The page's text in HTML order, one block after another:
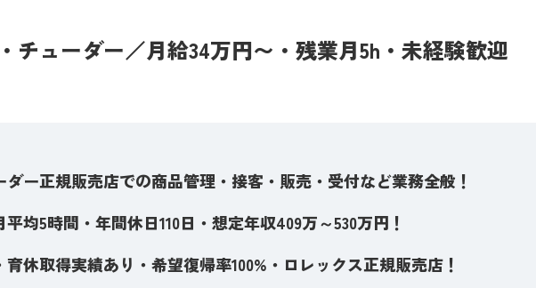
チューダー／月給34万円〜・残業月5h・未経験歓迎
ダー正規販売店での商品管理・接客・販売・受付など業務全般！
平均5時間・年間休日110日・想定年収409万～530万円！
育休取得実績あり・希望復帰率100%・ロレックス正規販売店！